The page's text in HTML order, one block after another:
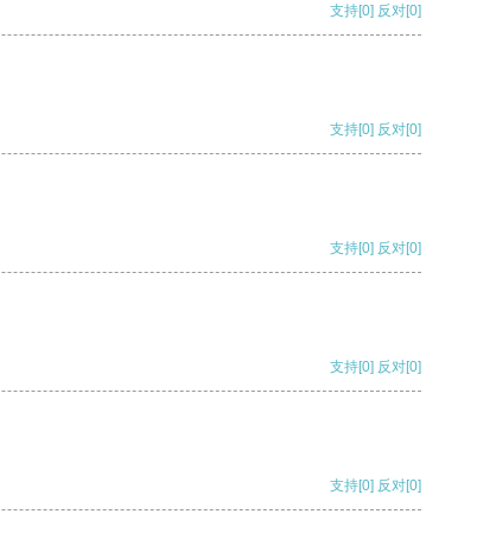
支持[0] 反对[0]
支持[0] 反对[0]
支持[0] 反对[0]
支持[0] 反对[0]
支持[0] 反对[0]